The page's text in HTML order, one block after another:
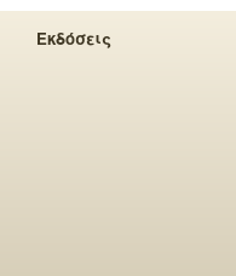
Εκδόσεις